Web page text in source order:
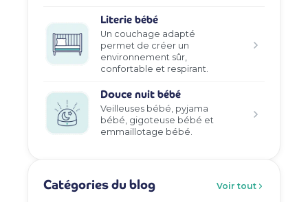
Literie bébé
Un couchage adapté
permet de créer un
environnement sûr,
confortable et respirant.
Douce nuit bébé
Veilleuses bébé, pyjama
bébé, gigoteuse bébé et
emmaillotage bébé.
Catégories du blog Voir tout